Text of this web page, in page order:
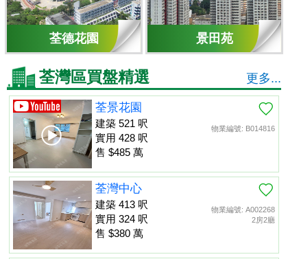
荃德花園 景田苑
荃灣區買盤精選 更多...
物業編號: B014816
荃景花園
建築 521 呎
實用 428 呎
售 $485 萬
物業編號: A002268
2房2廳
荃灣中心
建築 413 呎
實用 324 呎
售 $380 萬